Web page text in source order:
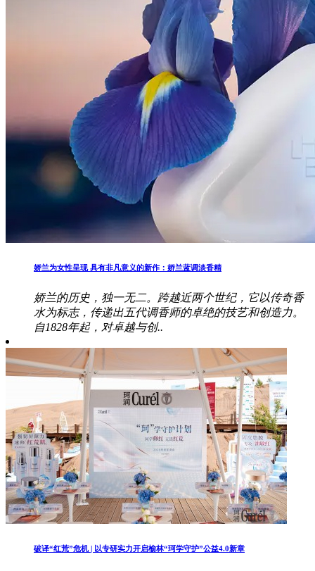
娇兰为女性呈现 具有非凡意义的新作：娇兰蓝调淡香精
娇兰的历史，独一无二。跨越近两个世纪，它以传奇香
水为标志，传递出五代调香师的卓绝的技艺和创造力。
自1828年起，对卓越与创..
破译“红荒”危机 | 以专研实力开启榆林“珂学守护”公益4.0新章